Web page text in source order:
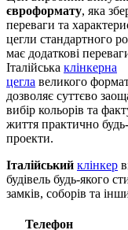
євроформату, яка
переваги та
цегли стандартного
має додаткові
Італійська клінкерна
цегла великого
дозволяє суттєво
вибір кольорів та
життя практично будь-
проекти.
Італійський клінкер
будівель будь-якого
замків, соборів та
Телефон